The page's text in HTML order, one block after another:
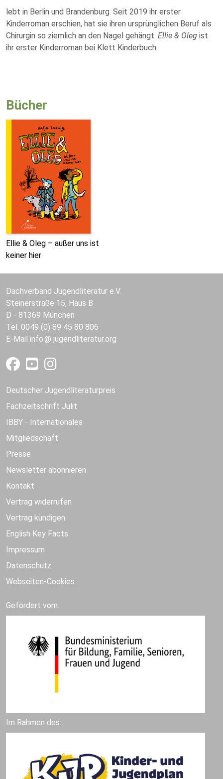
lebt in Berlin und Brandenburg. Seit 2019 ihr erster
Kinderroman erschien, hat sie ihren ursprünglichen Beruf als
Chirurgin so ziemlich an den Nagel gehängt. Ellie & Oleg ist
ihr erster Kinderroman bei Klett Kinderbuch.
Bücher
Ellie & Oleg – außer uns ist
keiner hier
Dachverband Jugendliteratur e.V.
Steinerstraße 15, Haus B
D - 81369 München
Tel. 0049 (0) 89 45 80 806
E-Mail info jugendliteratur.org
Deutscher Jugendliteraturpreis
Fachzeitschrift Julit
IBBY - Internationales
Mitgliedschaft
Presse
Newsletter abonnieren
Kontakt
Vertrag widerrufen
Vertrag kündigen
English Key Facts
Impressum
Datenschutz
Webseiten-Cookies
Gefördert vom:
Im Rahmen des: